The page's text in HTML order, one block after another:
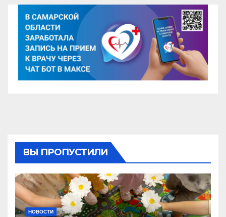
ВЫ ПРОПУСТИЛИ
НОВОСТИ